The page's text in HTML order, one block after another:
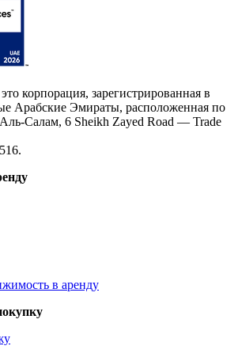
корпорация, зарегистрированная в
Арабские Эмираты, расположенная по
Салам, 6 Sheikh Zayed Road — Trade
в аренду